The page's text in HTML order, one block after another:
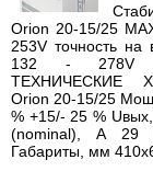
Orion 20-15/25
253V точность
132 - 278V
ТЕХНИЧЕСКИЕ
Orion 20-15/25
% +15/- 25 %
(nominal), А 29
Габариты, мм